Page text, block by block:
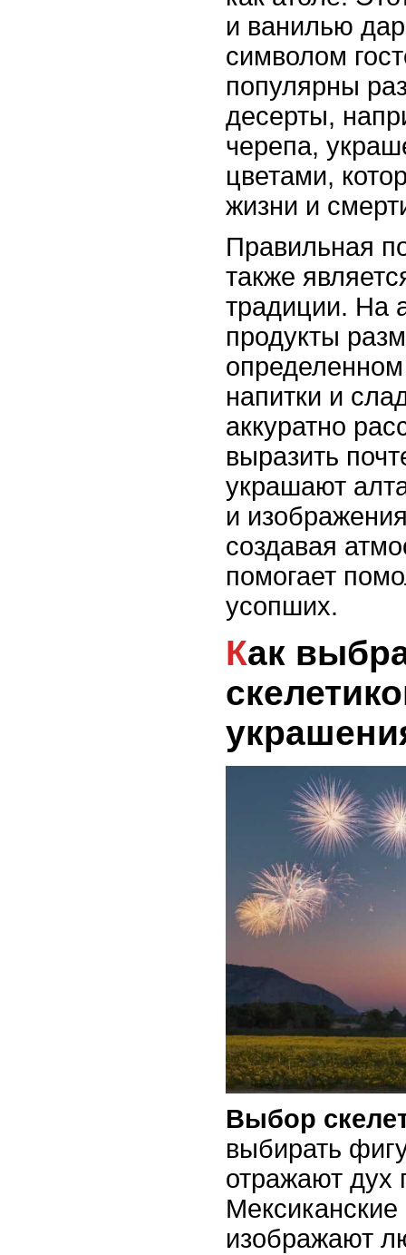
и ванилью
символом
популярны
десерты,
черепа,
цветами,
жизни и
Правильная
также
традиции. На
продукты
напитки и
аккуратно
выразить
украшают
и
создавая
помогает
усопших.
Как выбрать и украсить
Выбор
выбирать
отражают дух
Мексиканские
изображают